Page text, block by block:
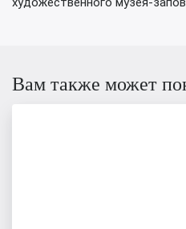
Вам также может